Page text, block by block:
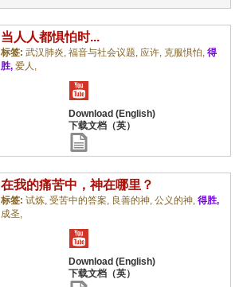
当人人都惧怕时...
标签: 武汉肺炎, 福音与社会议题, 应许, 克服惧怕, 得
胜, 爱人,
在我的痛苦中，神在哪里？
标签: 试炼, 受苦中的答案, 良善的神, 公义的神, 得胜,
成圣,